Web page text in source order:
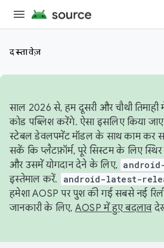
दस्तावेज़
साल 2026 से, हम दूसरी और चौथी तिमाही
कोड पब्लिश करेंगे. ऐसा इसलिए किया
स्टेबल डेवलपमेंट मॉडल के साथ काम कर
सकें कि प्लैटफ़ॉर्म, पूरे सिस्टम के लिए स्थिर
और उसमें योगदान देने के लिए,
इस्तेमाल करें.
android-latest-
हमेशा AOSP पर पुश की गई सबसे नई
जानकारी के लिए, AOSP में हुए बदलाव